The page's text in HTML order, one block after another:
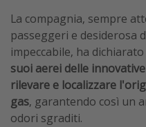
La compagnia, sempre
passeggeri e desiderosa
impeccabile, ha
suoi aerei delle
rilevare e localizzare
gas, garantendo così un
odori sgraditi.